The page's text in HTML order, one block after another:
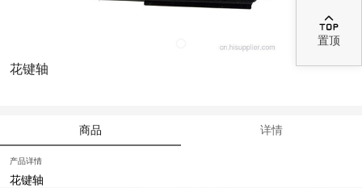

置顶
花键轴
商品 详情
产品详情
花键轴